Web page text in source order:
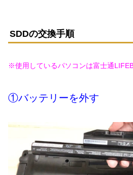
SDDの交換手順
※使用しているパソコンは富士通
①バッテリーを外す